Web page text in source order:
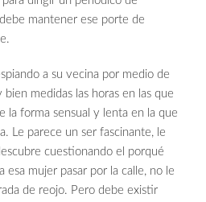
mantener ese porte de
a su vecina por medio de
medidas las horas en las que
la forma sensual y lenta en la que
Le parece un ser fascinante, le
cuestionando el porqué
esa mujer pasar por la calle, no le
de reojo. Pero debe existir